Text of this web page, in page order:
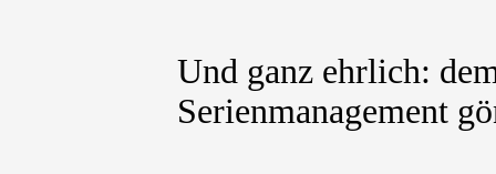
Und ganz ehrlich:
Serienmanagement